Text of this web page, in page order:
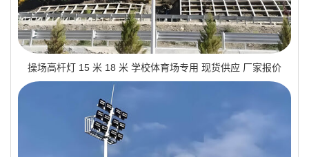
操场高杆灯 15 米 18 米 学校体育场专用 现货供应 厂家报价